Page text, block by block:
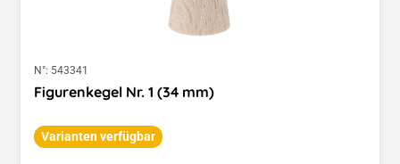
N°: 543341
Figurenkegel Nr. 1 (34 mm)
Varianten verfügbar